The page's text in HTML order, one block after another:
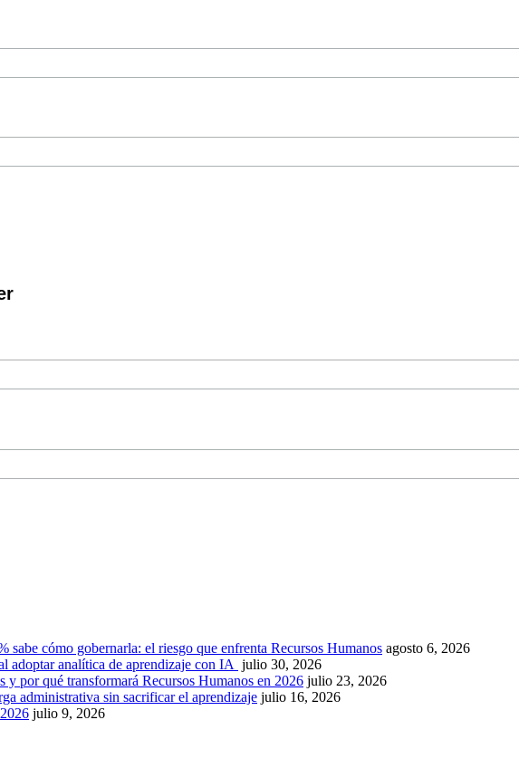
sabe cómo gobernarla: el riesgo que enfrenta Recursos Humanos agosto 6, 2026
adoptar analítica de aprendizaje con IA julio 30, 2026
y por qué transformará Recursos Humanos en 2026 julio 23, 2026
administrativa sin sacrificar el aprendizaje julio 16, 2026
julio 9, 2026